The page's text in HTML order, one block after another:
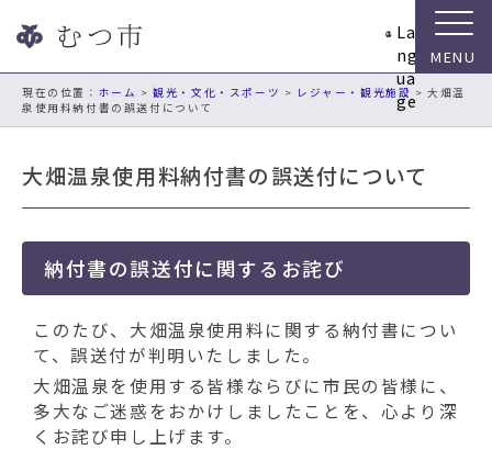
ビ
La
ng
ua
ge
現在の位置： ホーム >観光・文化・スポーツ > レジャー・観光施設 > 大畑温
泉使用料納付書の誤送付について
大畑温泉使用料納付書の誤送付について
納付書の誤送付に関するお詫び
このたび、大畑温泉使用料に関する納付書につい
て、誤送付が判明いたしました。
大畑温泉を使用する皆様ならびに市民の皆様に、
多大なご迷惑をおかけしましたことを、心より深
くお詫び申し上げます。